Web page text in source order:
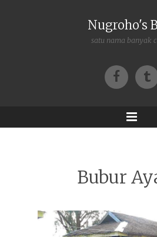
Nugroho's
satu nama banyak
Bubur